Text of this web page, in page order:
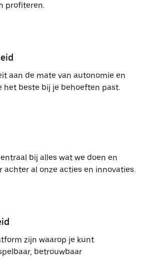
profiteren.
aan de mate van autonomie en
het beste bij je behoeften past.
bij alles wat we doen en
achter al onze acties en innovaties.
zijn waarop je kunt
betrouwbaar